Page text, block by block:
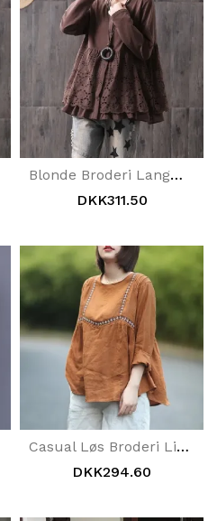
Blonde Broderi Langærmet Rundhals Bluse
DKK311.50
Casual Løs Broderi Linned T-Shirt
DKK294.60